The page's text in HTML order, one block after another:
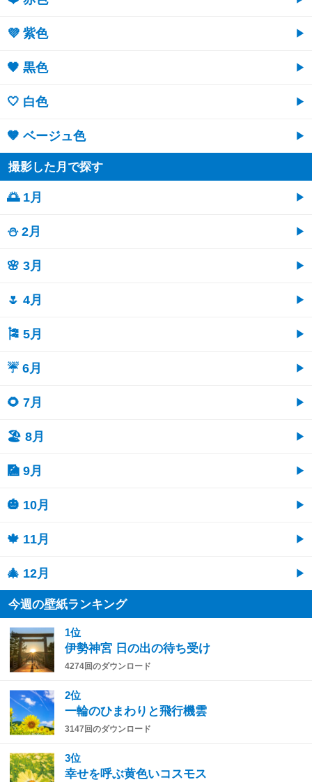
💜 紫色
🖤 黒色
🤍 白色
🤎 ベージュ色
撮影した月で探す
🌅 1月
⛄ 2月
🌸 3月
🌷 4月
🎏 5月
☔ 6月
🌻 7月
🏖 8月
🎑 9月
🎃 10月
🍁 11月
🎄 12月
今週の壁紙ランキング
1位
伊勢神宮 日の出の待ち受け
4274回のダウンロード
2位
一輪のひまわりと飛行機雲
3147回のダウンロード
3位
幸せを呼ぶ黄色いコスモス